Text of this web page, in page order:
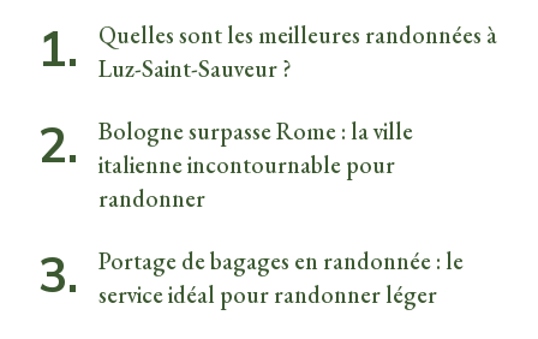
Quelles sont les meilleures randonnées à
Luz-Saint-Sauveur ?
Bologne surpasse Rome : la ville
italienne incontournable pour
randonner
Portage de bagages en randonnée : le
service idéal pour randonner léger